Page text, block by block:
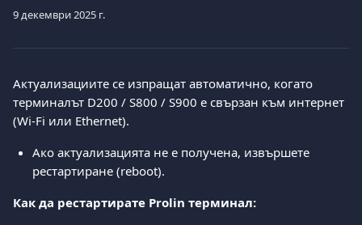
9 декември 2025 г.
Актуализациите се изпращат автоматично, когато
терминалът D200 / S800 / S900 е свързан към интернет
(Wi-Fi или Ethernet).
Ако актуализацията не е получена, извършете
рестартиране (reboot).
Как да рестартирате Prolin терминал: